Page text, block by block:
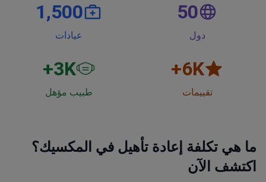
50
دول
1,500
عيادات
6K+
تقييمات
3K+
طبيب مؤهل
ما هي تكلفة إعادة تأهيل في المكسيك؟
اكتشف الآن